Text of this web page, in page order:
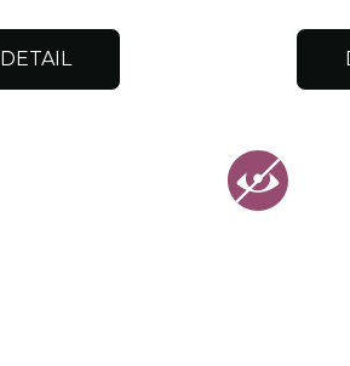
DETAIL